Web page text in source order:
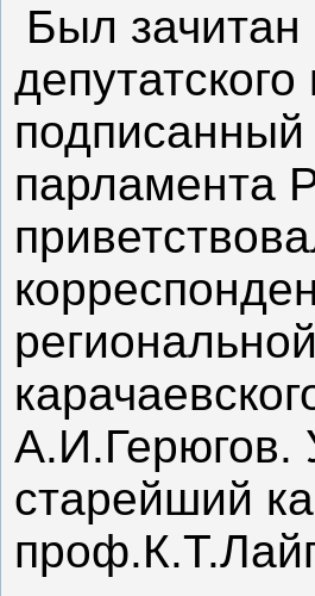
Был зачитан
подписанный
парламента
А.И.Герюгов.
старейший